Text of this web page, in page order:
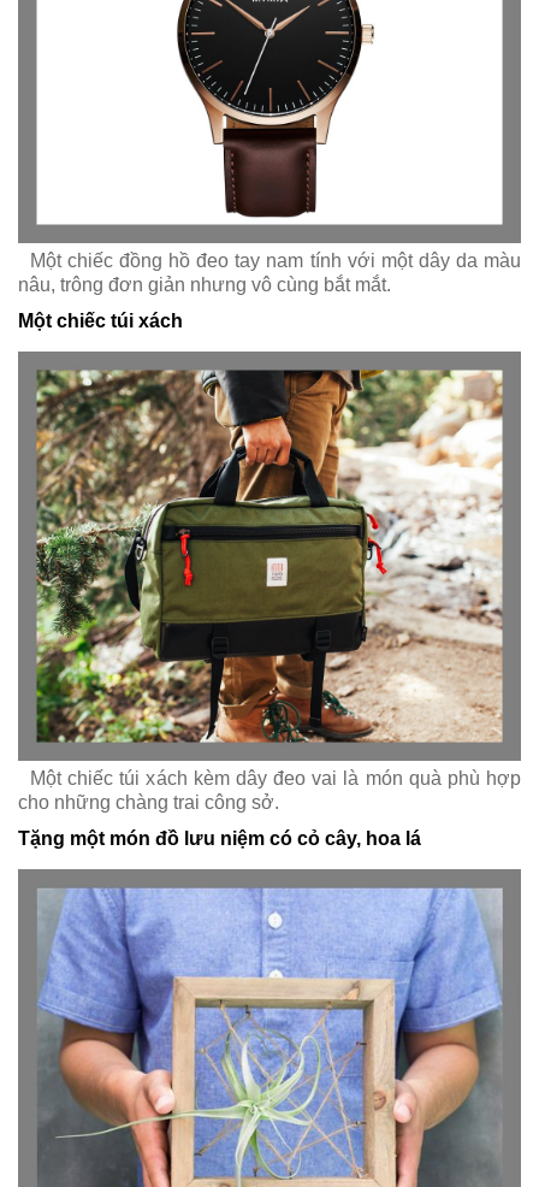
Một chiếc đồng hồ đeo tay nam tính với một dây da màu
nâu, trông đơn giản nhưng vô cùng bắt mắt.
Một chiếc túi xách
Một chiếc túi xách kèm dây đeo vai là món quà phù hợp
cho những chàng trai công sở.
Tặng một món đồ lưu niệm có cỏ cây, hoa lá